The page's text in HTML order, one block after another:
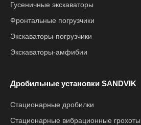
Гусеничные экскаваторы
Фронтальные погрузчики
Экскаваторы-погрузчики
Экскаваторы-амфибии
Дробильные установки SANDVIK
Стационарные дробилки
Стационарные вибрационные грохоты